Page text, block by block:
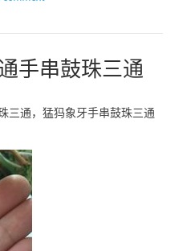
手串鼓珠三通
三通，猛犸象牙手串鼓珠三通